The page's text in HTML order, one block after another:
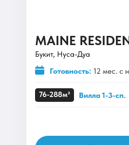
MAINE
Букит, Нуса-Дуа
Готовность: 12 мес. с
76-288м² Вилла 1-3-сп.